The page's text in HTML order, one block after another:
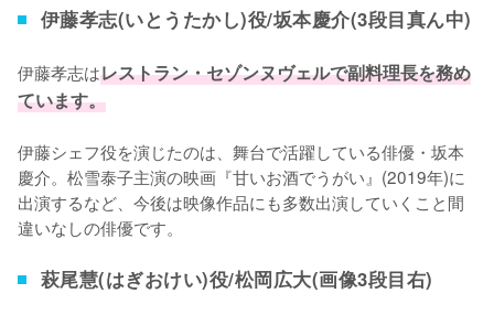
伊藤孝志(いとうたかし)役/坂本慶介(3段目真ん中)
伊藤孝志はレストラン・セゾンヌヴェルで副料理長を務め
ています。
伊藤シェフ役を演じたのは、舞台で活躍している俳優・坂本
慶介。松雪泰子主演の映画『甘いお酒でうがい』(2019年)に
出演するなど、今後は映像作品にも多数出演していくこと間
違いなしの俳優です。
萩尾慧(はぎおけい)役/松岡広大(画像3段目右)